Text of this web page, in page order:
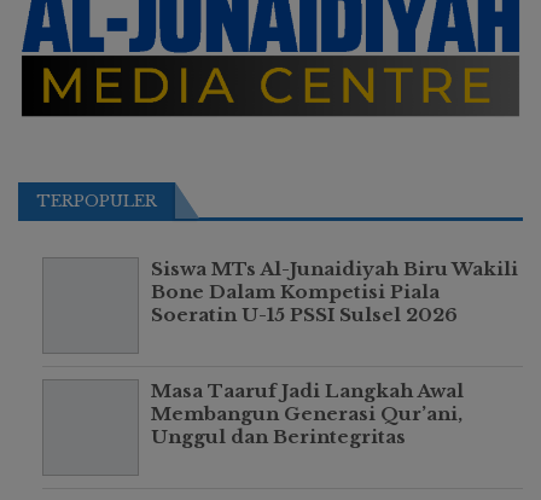
TERPOPULER
Siswa MTs Al-Junaidiyah Biru Wakili
Bone Dalam Kompetisi Piala
Soeratin U-15 PSSI Sulsel 2026
Masa Taaruf Jadi Langkah Awal
Membangun Generasi Qur’ani,
Unggul dan Berintegritas